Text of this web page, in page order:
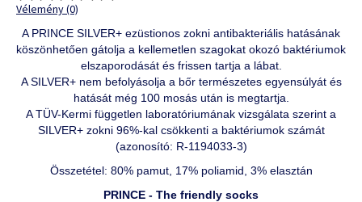
Vélemény (0)
A PRINCE SILVER+ ezüstionos zokni antibakteriális hatásának
köszönhetően gátolja a kellemetlen szagokat okozó baktériumok
elszaporodását és frissen tartja a lábat.
A SILVER+ nem befolyásolja a bőr természetes egyensúlyát és
hatását még 100 mosás után is megtartja.
A TÜV-Kermi független laboratóriumának vizsgálata szerint a
SILVER+ zokni 96%-kal csökkenti a baktériumok számát
(azonosító: R-1194033-3)
Összetétel: 80% pamut, 17% poliamid, 3% elasztán
PRINCE - The friendly socks